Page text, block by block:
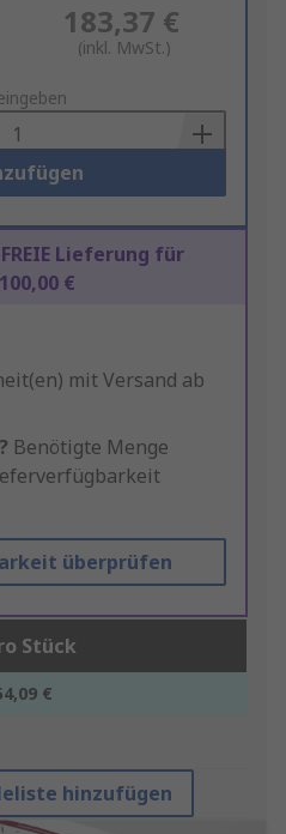
183,37 €
(inkl. MwSt.)
Lieferung für
€
mit Versand ab
Benötigte Menge
überprüfen
Stück
€
hinzufügen